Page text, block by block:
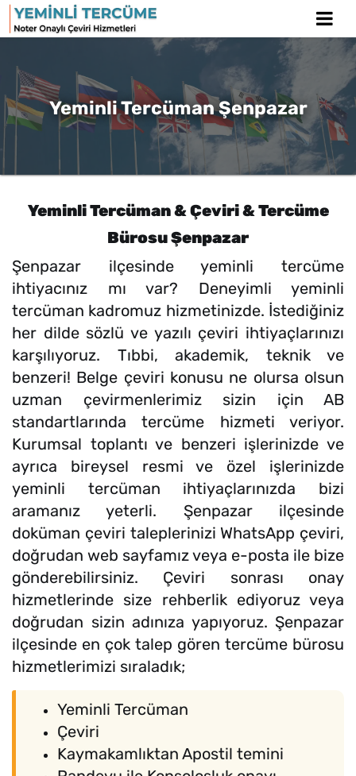
Yeminli Tercüman Şenpazar
Yeminli Tercüman & Çeviri & Tercüme
Bürosu Şenpazar
Şenpazar ilçesinde yeminli tercüme
ihtiyacınız mı var? Deneyimli yeminli
tercüman kadromuz hizmetinizde. İstediğiniz
her dilde sözlü ve yazılı çeviri ihtiyaçlarınızı
karşılıyoruz. Tıbbi, akademik, teknik ve
benzeri! Belge çeviri konusu ne olursa olsun
uzman çevirmenlerimiz sizin için AB
standartlarında tercüme hizmeti veriyor.
Kurumsal toplantı ve benzeri işlerinizde ve
ayrıca bireysel resmi ve özel işlerinizde
yeminli tercüman ihtiyaçlarınızda bizi
aramanız yeterli. Şenpazar ilçesinde
doküman çeviri taleplerinizi WhatsApp çeviri,
doğrudan web sayfamız veya e-posta ile bize
gönderebilirsiniz. Çeviri sonrası onay
hizmetlerinde size rehberlik ediyoruz veya
doğrudan sizin adınıza yapıyoruz. Şenpazar
ilçesinde en çok talep gören tercüme bürosu
hizmetlerimizi sıraladık;
Yeminli Tercüman
Çeviri
Kaymakamlıktan Apostil temini